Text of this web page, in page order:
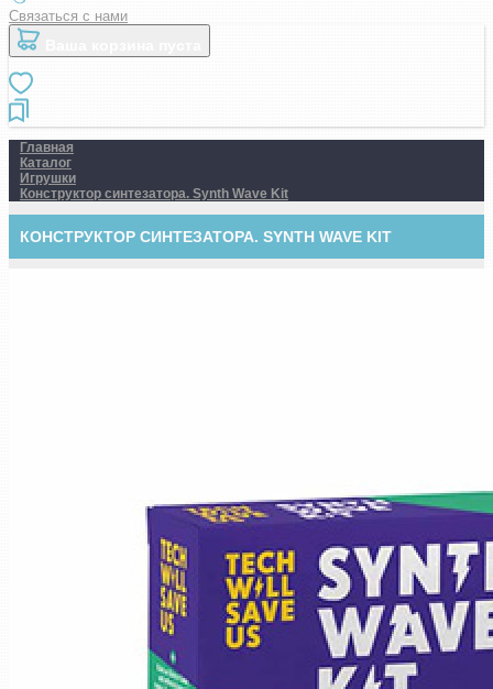
Связаться с нами
Главная
Каталог
Игрушки
Конструктор синтезатора. Synth Wave Kit
КОНСТРУКТОР СИНТЕЗАТОРА. SYNTH WAVE KIT